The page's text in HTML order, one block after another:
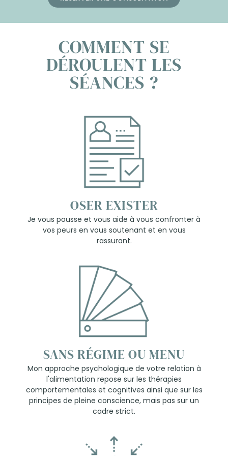
COMMENT SE
DÉROULENT LES
SÉANCES ?
OSER EXISTER
Je vous pousse et vous aide à vous confronter à
vos peurs en vous soutenant et en vous
rassurant.
SANS RÉGIME OU MENU
Mon approche psychologique de votre relation à
l'alimentation repose sur les thérapies
comportementales et cognitives ainsi que sur les
principes de pleine conscience, mais pas sur un
cadre strict.